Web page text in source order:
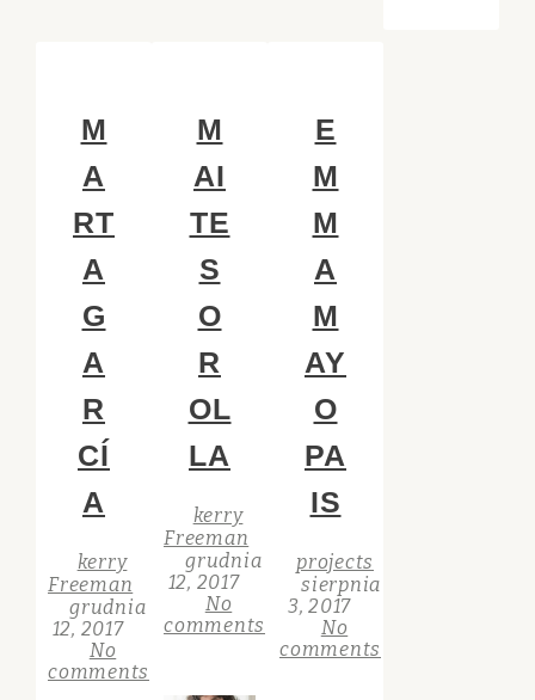
M
A
RT
A
G
A
R
CÍ
A
kerry
Freeman
grudnia
12, 2017
No
comments
M
AI
TE
S
O
R
OL
LA
kerry
Freeman
grudnia
12, 2017
No
comments
E
M
M
A
M
AY
O
PA
IS
projects
sierpnia
3, 2017
No
comments